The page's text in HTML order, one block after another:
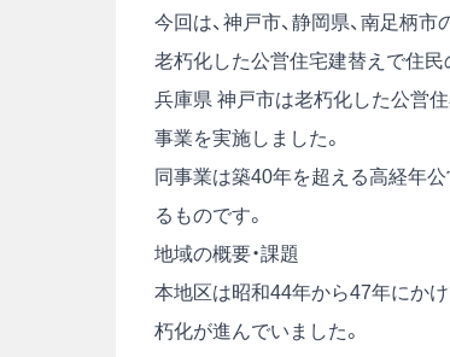
今回は、神戸市、静岡県、南足柄市
老朽化した公営住宅建替えで住
兵庫県 神戸市は老朽化した公営
事業を実施しました。
同事業は築40年を超える高経年
るものです。
地域の概要・課題
本地区は昭和44年から47年にか
朽化が進んでいました。